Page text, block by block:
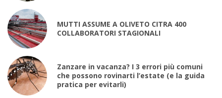
MUTTI ASSUME A OLIVETO CITRA 400
COLLABORATORI STAGIONALI
Zanzare in vacanza? I 3 errori più comuni
che possono rovinarti l’estate (e la guida
pratica per evitarli)